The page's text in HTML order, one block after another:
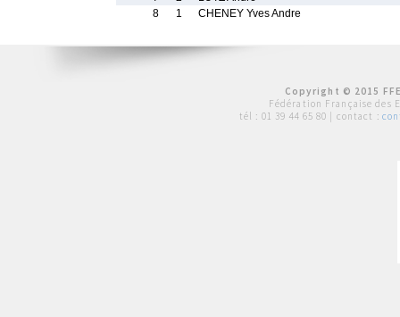
8
1 CHENEY Yves Andre
Copyright © 2015
Fédération Française des
tél : 01 39 44 65 80 | contact :